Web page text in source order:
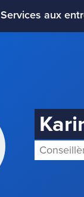
Services aux